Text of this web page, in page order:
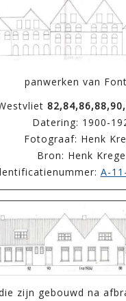
panwerken van
Datering: 1900-
Fotograaf: Henk
Bron: Henk
A-
zijn gebouwd na